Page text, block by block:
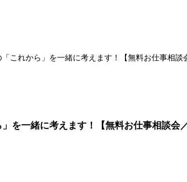
これから」を一緒に考えます！【無料お仕事相談
を一緒に考えます！【無料お仕事相談会